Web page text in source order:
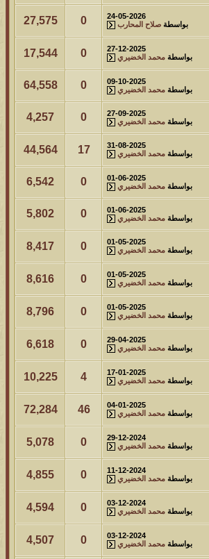
24-05-2026
بواسطة صلاح المحارب 0
27,575
27-12-2025
بواسطة محمد الخضيري 0
17,544
09-10-2025
بواسطة محمد الخضيري 0
64,558
27-09-2025
بواسطة محمد الخضيري 0
4,257
31-08-2025
بواسطة محمد الخضيري 17
44,564
01-06-2025
بواسطة محمد الخضيري 0
6,542
01-06-2025
بواسطة محمد الخضيري 0
5,802
01-05-2025
بواسطة محمد الخضيري 0
8,417
01-05-2025
بواسطة محمد الخضيري 0
8,616
01-05-2025
بواسطة محمد الخضيري 0
8,796
29-04-2025
بواسطة محمد الخضيري 0
6,618
17-01-2025
بواسطة محمد الخضيري 4
10,225
04-01-2025
بواسطة محمد الخضيري 46
72,284
29-12-2024
بواسطة محمد الخضيري 0
5,078
11-12-2024
بواسطة محمد الخضيري 0
4,855
03-12-2024
بواسطة محمد الخضيري 0
4,594
03-12-2024
بواسطة محمد الخضيري 0
4,507